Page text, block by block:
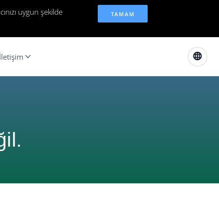
uygun şekilde
TAMAM
İletişim